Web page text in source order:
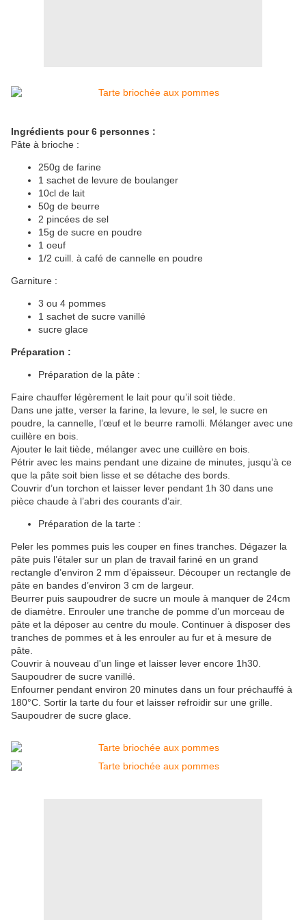
Ingrédients pour 6 personnes :
Pâte à brioche :
250g de farine
1 sachet de levure de boulanger
10cl de lait
50g de beurre
2 pincées de sel
15g de sucre en poudre
1 oeuf
1/2 cuill. à café de cannelle en poudre
Garniture :
3 ou 4 pommes
1 sachet de sucre vanillé
sucre glace
Préparation :
Préparation de la pâte :
Faire chauffer légèrement le lait pour qu’il soit tiède.
Dans une jatte, verser la farine, la levure, le sel, le sucre en
poudre, la cannelle, l’œuf et le beurre ramolli. Mélanger avec une
cuillère en bois.
Ajouter le lait tiède, mélanger avec une cuillère en bois.
Pétrir avec les mains pendant une dizaine de minutes, jusqu’à ce
que la pâte soit bien lisse et se détache des bords.
Couvrir d’un torchon et laisser lever pendant 1h 30 dans une
pièce chaude à l’abri des courants d’air.
Préparation de la tarte :
Peler les pommes puis les couper en fines tranches. Dégazer la
pâte puis l’étaler sur un plan de travail fariné en un grand
rectangle d’environ 2 mm d’épaisseur. Découper un rectangle de
pâte en bandes d’environ 3 cm de largeur.
Beurrer puis saupoudrer de sucre un moule à manquer de 24cm
de diamètre. Enrouler une tranche de pomme d’un morceau de
pâte et la déposer au centre du moule. Continuer à disposer des
tranches de pommes et à les enrouler au fur et à mesure de
pâte.
Couvrir à nouveau d'un linge et laisser lever encore 1h30.
Saupoudrer de sucre vanillé.
Enfourner pendant environ 20 minutes dans un four préchauffé à
180°C. Sortir la tarte du four et laisser refroidir sur une grille.
Saupoudrer de sucre glace.